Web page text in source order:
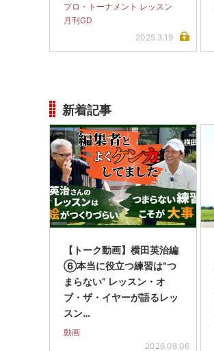
プロ・トーナメント レッスン
月刊GD
2025.3.19
新着記事
【トーク動画】横田英治編
⑥本当に役立つ練習は“つ
まらない” レッスン・オ
ブ・ザ・イヤーが語るレッ
スン…
動画
2026.08.06